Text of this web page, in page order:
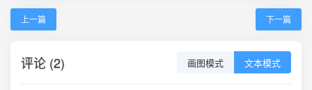
上一篇 下一篇
评论 (2) 画图模式 文本模式